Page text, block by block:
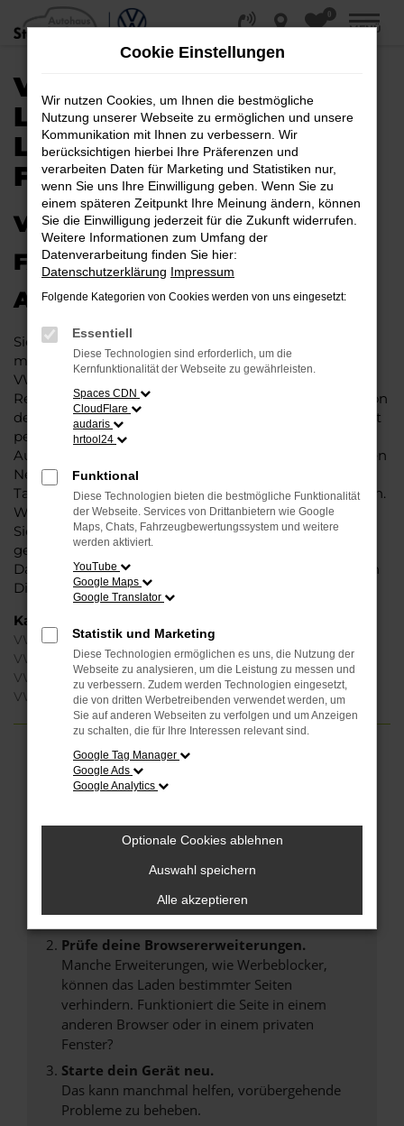
Zum
Hauptinhalt
0
MENÜ
VW T-ROC KAUFEN,
LEASEN, FINANZIEREN |
LIEFERSERVICE NACH
FRANKFURT AM MAIN
VW T-ROC – IHR PERFEKTES
FAHRZEUG FÜR FRANKFURT
AM MAIN
Sie möchten in Frankfurt am Main und Umgebung
mobil sein bzw. mobil bleiben. Unser Vorschlag ist ein
VW T-Roc, denn dieses Fahrzeug vereint eine ganze
Reihe an Vorzügen. Da ist zunächst einmal die Tradition
des Herstellers. Ein VW T-Roc für Frankfurt am Main ist
perfekt verarbeitet und auf Langlebigkeit ausgelegt.
Auf diese Weise können Sie unbedenklich sowohl einen
Neuwagen als auch einen Gebrauchten, sowohl eine
Tageszulassung als auch einen Jahreswagen erwerben.
Wenn Sie sich für Steinböhmer entscheiden, erhalten
Sie einen erheblichen Nachlass bzw. Rabatt und
genießen zudem einen außergewöhnlichen Service.
Das beginnt bei der Beratung und setzt sich mit vielen
Dienstleistungen unserer Meisterwerkstatt fort.
Kategorie
VW T-Roc Neuwagen Frankfurt am Main
VW T-Roc Gebrauchtwagen Frankfurt am Main
VW T-Roc Frankfurt am Main
VW T-Roc Jahreswagen Frankfurt am Main
FEHLER: NETWORK ERROR
Hier sind ein paar Tipps, die dir helfen können:
Internetverbindung.
Laden andere Webseiten, zum Beispiel deine
Suchmaschine?
Prüfe deine Browsererweiterungen.
Manche Erweiterungen, wie Werbeblocker,
können das Laden bestimmter Seiten
verhindern. Funktioniert die Seite in einem
anderen Browser oder in einem privaten
Fenster?
Starte dein Gerät neu.
Das kann manchmal helfen, vorübergehende
Probleme zu beheben.
Cookie Einstellungen
Wir nutzen Cookies, um Ihnen die bestmögliche
Nutzung unserer Webseite zu ermöglichen und unsere
Kommunikation mit Ihnen zu verbessern. Wir
berücksichtigen hierbei Ihre Präferenzen und
verarbeiten Daten für Marketing und Statistiken nur,
wenn Sie uns Ihre Einwilligung geben. Wenn Sie zu
einem späteren Zeitpunkt Ihre Meinung ändern, können
Sie die Einwilligung jederzeit für die Zukunft widerrufen.
Weitere Informationen zum Umfang der
Datenverarbeitung finden Sie hier:
Datenschutzerklärung Impressum
Folgende Kategorien von Cookies werden von uns eingesetzt:
Essentiell
Diese Technologien sind erforderlich, um die
Kernfunktionalität der Webseite zu gewährleisten.
Spaces CDN
CloudFlare
audaris
hrtool24
Funktional
Diese Technologien bieten die bestmögliche Funktionalität
der Webseite. Services von Drittanbietern wie Google
Maps, Chats, Fahrzeugbewertungssystem und weitere
werden aktiviert.
YouTube
Google Maps
Google Translator
Statistik und Marketing
Diese Technologien ermöglichen es uns, die Nutzung der
Webseite zu analysieren, um die Leistung zu messen und
zu verbessern. Zudem werden Technologien eingesetzt,
die von dritten Werbetreibenden verwendet werden, um
Sie auf anderen Webseiten zu verfolgen und um Anzeigen
zu schalten, die für Ihre Interessen relevant sind.
Google Tag Manager
Google Ads
Google Analytics
Optionale Cookies ablehnen
Auswahl speichern
Alle akzeptieren